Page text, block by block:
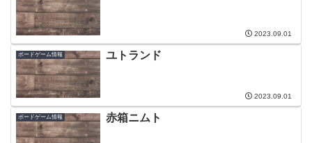
2023.09.01
ボードゲーム情報 ユトランド
2023.09.01
ボードゲーム情報 赤箱ニムト